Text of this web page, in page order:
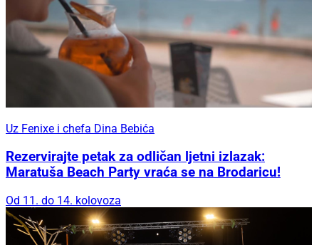
Uz Fenixe i chefa Dina Bebića
Rezervirajte petak za odličan ljetni izlazak:
Maratuša Beach Party vraća se na Brodaricu!
Od 11. do 14. kolovoza